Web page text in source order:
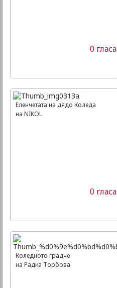
0 гласа
Еленчетата на дядо Коледа
на NIKOL
0 гласа
Коледното градче
на Радка Торбова